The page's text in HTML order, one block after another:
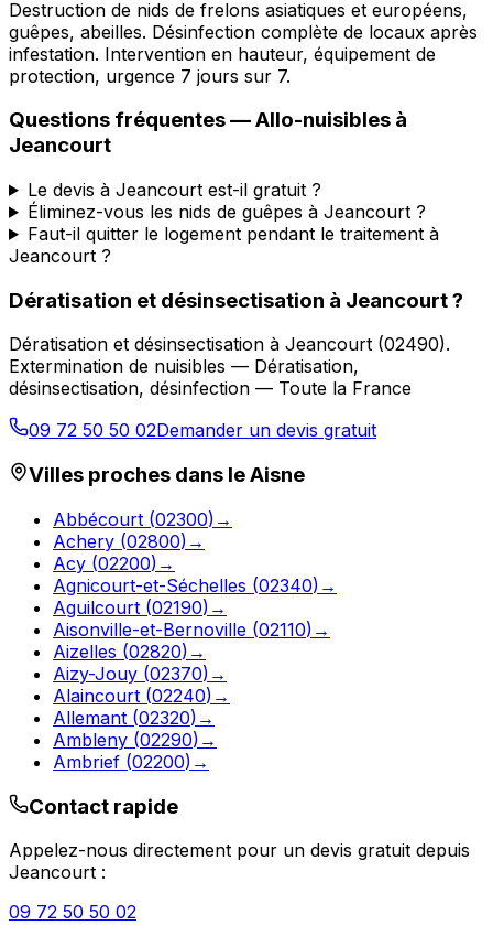
Destruction de nids de frelons asiatiques et européens,
guêpes, abeilles. Désinfection complète de locaux après
infestation. Intervention en hauteur, équipement de
protection, urgence 7 jours sur 7.
Questions fréquentes —Allo-nuisibles à
Jeancourt
Le devis à Jeancourt est-il gratuit ?
Éliminez-vous les nids de guêpes à Jeancourt ?
Faut-il quitter le logement pendant le traitement à
Jeancourt ?
Dératisation et désinsectisation à Jeancourt?
Dératisation et désinsectisation à Jeancourt (02490).
Extermination de nuisibles — Dératisation,
désinsectisation, désinfection — Toute la France
09 72 50 50 02Demander un devis gratuit
Villes proches dans leAisne
Abbécourt (02300) →
Achery (02800) →
Acy (02200) →
Agnicourt-et-Séchelles (02340) →
Aguilcourt (02190) →
Aisonville-et-Bernoville (02110) →
Aizelles (02820) →
Aizy-Jouy (02370) →
Alaincourt (02240) →
Allemant (02320) →
Ambleny (02290) →
Ambrief (02200) →
Contact rapide
Appelez-nous directement pour un devis gratuit depuis
Jeancourt :
09 72 50 50 02